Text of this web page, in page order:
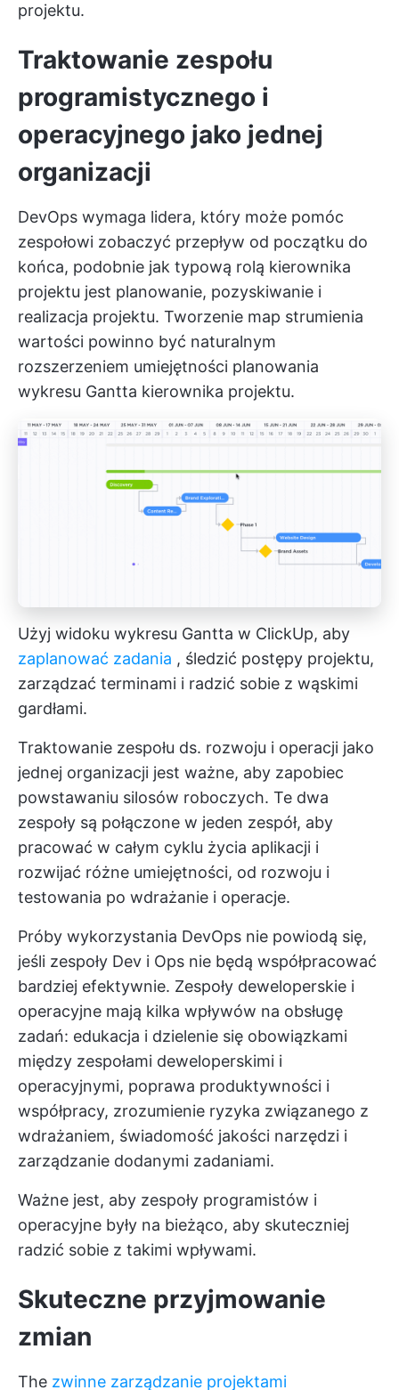
projektu.
Traktowanie zespołu
programistycznego i
operacyjnego jako jednej
organizacji
DevOps wymaga lidera, który może pomóc
zespołowi zobaczyć przepływ od początku do
końca, podobnie jak typową rolą kierownika
projektu jest planowanie, pozyskiwanie i
realizacja projektu. Tworzenie map strumienia
wartości powinno być naturalnym
rozszerzeniem umiejętności planowania
wykresu Gantta kierownika projektu.
Użyj widoku wykresu Gantta w ClickUp, aby
zaplanować zadania , śledzić postępy projektu,
zarządzać terminami i radzić sobie z wąskimi
gardłami.
Traktowanie zespołu ds. rozwoju i operacji jako
jednej organizacji jest ważne, aby zapobiec
powstawaniu silosów roboczych. Te dwa
zespoły są połączone w jeden zespół, aby
pracować w całym cyklu życia aplikacji i
rozwijać różne umiejętności, od rozwoju i
testowania po wdrażanie i operacje.
Próby wykorzystania DevOps nie powiodą się,
jeśli zespoły Dev i Ops nie będą współpracować
bardziej efektywnie. Zespoły deweloperskie i
operacyjne mają kilka wpływów na obsługę
zadań: edukacja i dzielenie się obowiązkami
między zespołami deweloperskimi i
operacyjnymi, poprawa produktywności i
współpracy, zrozumienie ryzyka związanego z
wdrażaniem, świadomość jakości narzędzi i
zarządzanie dodanymi zadaniami.
Ważne jest, aby zespoły programistów i
operacyjne były na bieżąco, aby skuteczniej
radzić sobie z takimi wpływami.
Skuteczne przyjmowanie
zmian
The zwinne zarządzanie projektami